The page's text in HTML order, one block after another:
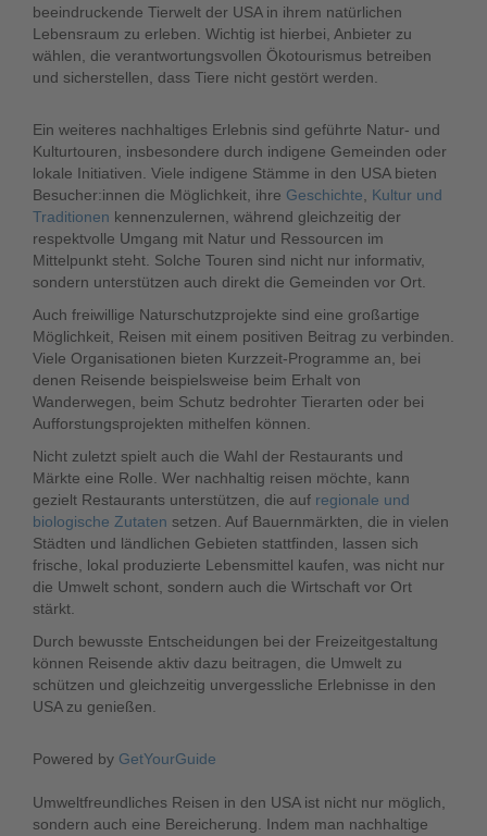
beeindruckende Tierwelt der USA in ihrem natürlichen
Lebensraum zu erleben. Wichtig ist hierbei, Anbieter zu
wählen, die verantwortungsvollen Ökotourismus betreiben
und sicherstellen, dass Tiere nicht gestört werden.
Ein weiteres nachhaltiges Erlebnis sind geführte Natur- und
Kulturtouren, insbesondere durch indigene Gemeinden oder
lokale Initiativen. Viele indigene Stämme in den USA bieten
Besucher:innen die Möglichkeit, ihre Geschichte
Kultur und
Traditionen kennenzulernen, während gleichzeitig der
respektvolle Umgang mit Natur und Ressourcen im
Mittelpunkt steht. Solche Touren sind nicht nur informativ,
sondern unterstützen auch direkt die Gemeinden vor Ort.
Auch freiwillige Naturschutzprojekte sind eine großartige
Möglichkeit, Reisen mit einem positiven Beitrag zu verbinden.
Viele Organisationen bieten Kurzzeit-Programme an, bei
denen Reisende beispielsweise beim Erhalt von
Wanderwegen, beim Schutz bedrohter Tierarten oder bei
Aufforstungsprojekten mithelfen können.
Nicht zuletzt spielt auch die Wahl der Restaurants und
Märkte eine Rolle. Wer nachhaltig reisen möchte, kann
gezielt Restaurants unterstützen, die auf regionale und
biologische Zutaten setzen. Auf Bauernmärkten, die in vielen
Städten und ländlichen Gebieten stattfinden, lassen sich
frische, lokal produzierte Lebensmittel kaufen, was nicht nur
die Umwelt schont, sondern auch die Wirtschaft vor Ort
stärkt.
Durch bewusste Entscheidungen bei der Freizeitgestaltung
können Reisende aktiv dazu beitragen, die Umwelt zu
schützen und gleichzeitig unvergessliche Erlebnisse in den
USA zu genießen.
Powered by GetYourGuide
Umweltfreundliches Reisen in den USA ist nicht nur möglich,
sondern auch eine Bereicherung. Indem man nachhaltige